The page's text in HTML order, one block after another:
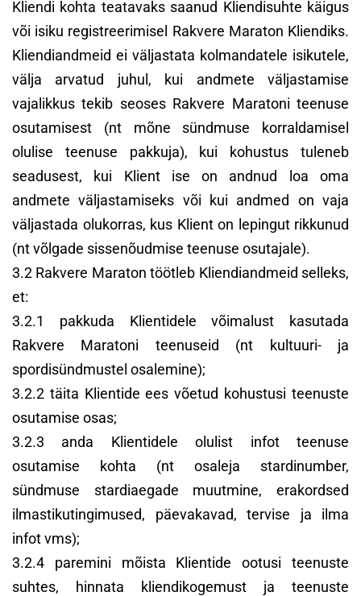
Kliendi kohta teatavaks saanud Kliendisuhte käigus
või isiku registreerimisel Rakvere Maraton Kliendiks.
Kliendiandmeid ei väljastata kolmandatele isikutele,
välja arvatud juhul, kui andmete väljastamise
vajalikkus tekib seoses Rakvere Maratoni teenuse
osutamisest (nt mõne sündmuse korraldamisel
olulise teenuse pakkuja), kui kohustus tuleneb
seadusest, kui Klient ise on andnud loa oma
andmete väljastamiseks või kui andmed on vaja
väljastada olukorras, kus Klient on lepingut rikkunud
(nt võlgade sissenõudmise teenuse osutajale).
3.2 Rakvere Maraton töötleb Kliendiandmeid selleks,
et:
3.2.1 pakkuda Klientidele võimalust kasutada
Rakvere Maratoni teenuseid (nt kultuuri- ja
spordisündmustel osalemine);
3.2.2 täita Klientide ees võetud kohustusi teenuste
osutamise osas;
3.2.3 anda Klientidele olulist infot teenuse
osutamise kohta (nt osaleja stardinumber,
sündmuse stardiaegade muutmine, erakordsed
ilmastikutingimused, päevakavad, tervise ja ilma
infot vms);
3.2.4 paremini mõista Klientide ootusi teenuste
suhtes, hinnata kliendikogemust ja teenuste